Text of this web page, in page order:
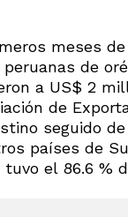
meses
de
a US$ 2
de
seguido de
países de
tuvo el 86.6 %